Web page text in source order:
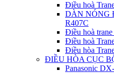
Điều hoà
DÀN NÓNG
R407C
Điều hoà
Điều hoà
Điều hòa
ĐIỀU HÒA CỤC
Panasonic